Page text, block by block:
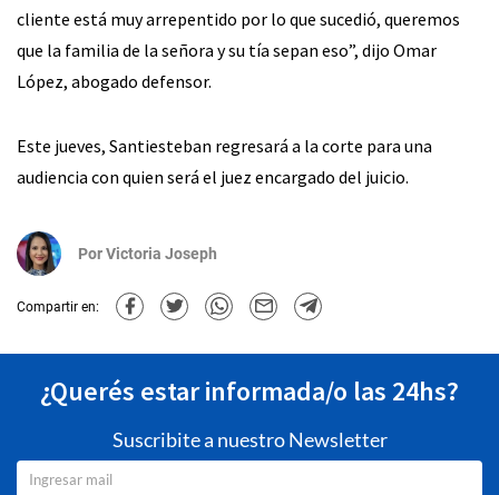
cliente está muy arrepentido por lo que sucedió, queremos
que la familia de la señora y su tía sepan eso”, dijo Omar
López, abogado defensor.
Este jueves, Santiesteban regresará a la corte para una
audiencia con quien será el juez encargado del juicio.
PorVictoria Joseph
Compartir en:
¿Querés estar informada/o las 24hs?
Suscribite a nuestro Newsletter